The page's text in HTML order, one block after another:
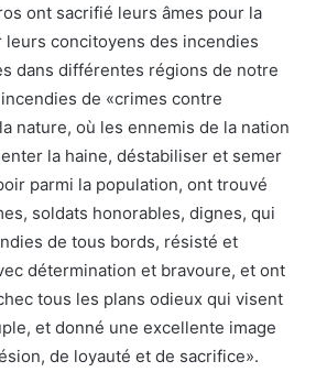
ont sacrifié leurs âmes pour la
leurs concitoyens des incendies
dans différentes régions de notre
de «crimes contre
nature, où les ennemis de la nation
la haine, déstabiliser et semer
parmi la population, ont trouvé
soldats honorables, dignes, qui
de tous bords, résisté et
détermination et bravoure, et ont
tous les plans odieux qui visent
et donné une excellente image
de loyauté et de sacrifice».